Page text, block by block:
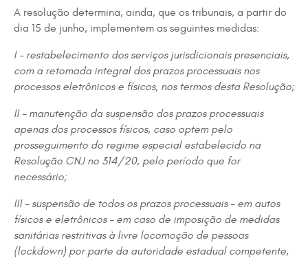
A resolução determina, ainda, que os tribunais, a partir do
dia 15 de junho, implementem as seguintes medidas:
I – restabelecimento dos serviços jurisdicionais presenciais,
com a retomada integral dos prazos processuais nos
processos eletrônicos e físicos, nos termos desta Resolução;
II – manutenção da suspensão dos prazos processuais
apenas dos processos físicos, caso optem pelo
prosseguimento do regime especial estabelecido na
Resolução CNJ no 314/20, pelo período que for
necessário;
III – suspensão de todos os prazos processuais – em autos
físicos e eletrônicos – em caso de imposição de medidas
sanitárias restritivas à livre locomoção de pessoas
(lockdown) por parte da autoridade estadual competente,